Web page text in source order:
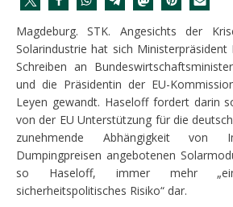
Magdeburg. STK. Angesichts der
Solarindustrie hat sich Ministerpräsident
Schreiben an
und die Präsidentin der EU-
Leyen gewandt. Haseloff fordert darin
von der EU Unterstützung für die
zunehmende Abhängigkeit
Dumpingpreisen angebotenen
so Haseloff, immer mehr
sicherheitspolitisches Risiko“ dar.